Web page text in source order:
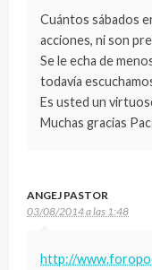
Cuántos sábados
acciones, ni son
Se le echa de
todavía
Es usted un
Muchas gracias
ANGEJ PASTOR
03/08/2014 a las 1:48
http://